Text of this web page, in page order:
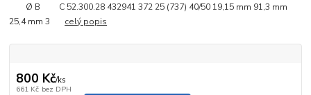
Ø B C 52.300.28 432941 372 25 (737) 40/50 19,15 mm 91,3 mm
25,4 mm 3 celý popis
800 Kč/ks
661 Kč bez DPH